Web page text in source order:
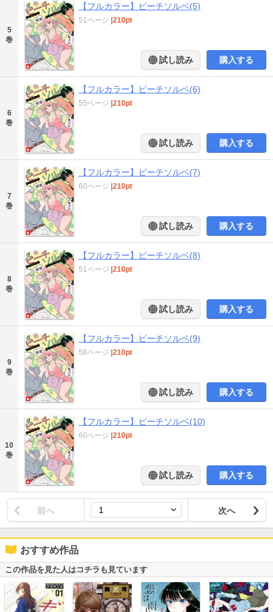
5
巻
【フルカラー】ピーチソルベ(5)
51ページ 210pt
試し読み 購入する
6
巻
【フルカラー】ピーチソルベ(6)
55ページ 210pt
試し読み 購入する
7
巻
【フルカラー】ピーチソルベ(7)
60ページ 210pt
試し読み 購入する
8
巻
【フルカラー】ピーチソルベ(8)
51ページ 210pt
試し読み 購入する
9
巻
【フルカラー】ピーチソルベ(9)
58ページ 210pt
試し読み 購入する
10
巻
【フルカラー】ピーチソルベ(10)
60ページ 210pt
試し読み 購入する
前へ 次へ
おすすめ作品
この作品を見た人はコチラも見ています